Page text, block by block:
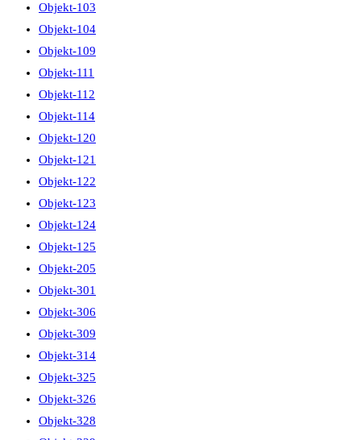
Objekt-103
Objekt-104
Objekt-109
Objekt-111
Objekt-112
Objekt-114
Objekt-120
Objekt-121
Objekt-122
Objekt-123
Objekt-124
Objekt-125
Objekt-205
Objekt-301
Objekt-306
Objekt-309
Objekt-314
Objekt-325
Objekt-326
Objekt-328